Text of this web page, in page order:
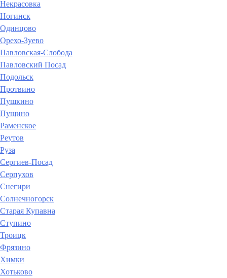
Некрасовка
Ногинск
Одинцово
Орехо-Зуево
Павловская-Слобода
Павловский Посад
Подольск
Протвино
Пушкино
Пущино
Раменское
Реутов
Руза
Сергиев-Посад
Серпухов
Снегири
Солнечногорск
Старая Купавна
Ступино
Троицк
Фрязино
Химки
Хотьково